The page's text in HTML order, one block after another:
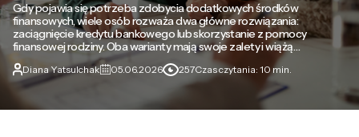
Gdy pojawia się potrzeba zdobycia dodatkowych środków
finansowych, wiele osób rozważa dwa główne rozwiązania:
zaciągnięcie kredytu bankowego lub skorzystanie z pomocy
finansowej rodziny. Oba warianty mają swoje zalety i wiążą…
Diana Yatsulchak 05.06.2026 257Czas czytania: 10 min.